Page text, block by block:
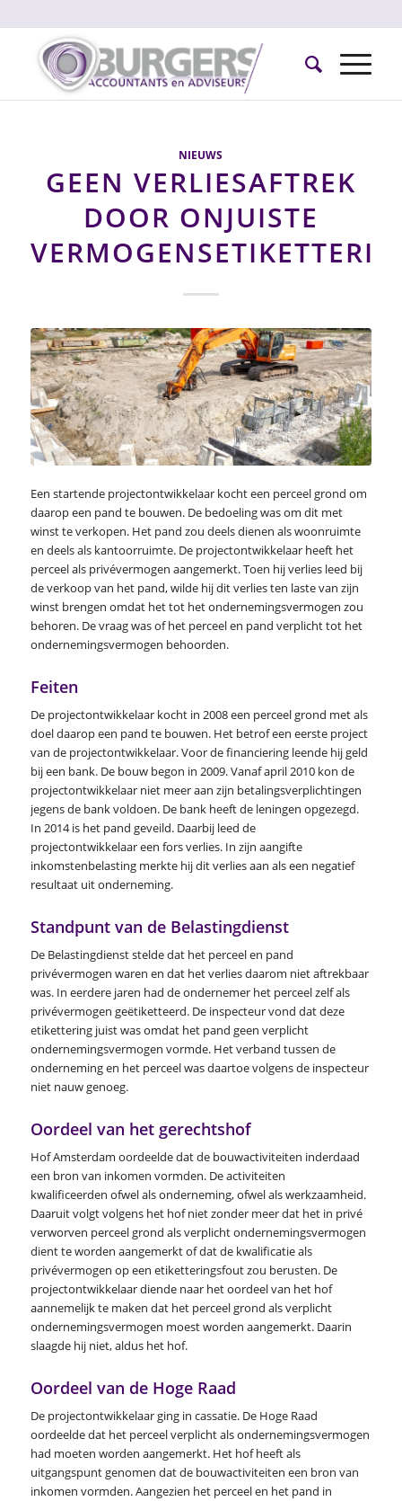
NIEUWS
GEEN VERLIESAFTREK
DOOR ONJUISTE
Een startende projectontwikkelaar kocht een perceel grond om
daarop een pand te bouwen. De bedoeling was om dit met
winst te verkopen. Het pand zou deels dienen als woonruimte
en deels als kantoorruimte. De projectontwikkelaar heeft het
perceel als privévermogen aangemerkt. Toen hij verlies leed bij
de verkoop van het pand, wilde hij dit verlies ten laste van zijn
winst brengen omdat het tot het ondernemingsvermogen zou
behoren. De vraag was of het perceel en pand verplicht tot het
ondernemingsvermogen behoorden.
Feiten
De projectontwikkelaar kocht in 2008 een perceel grond met als
doel daarop een pand te bouwen. Het betrof een eerste project
van de projectontwikkelaar. Voor de financiering leende hij geld
bij een bank. De bouw begon in 2009. Vanaf april 2010 kon de
projectontwikkelaar niet meer aan zijn betalingsverplichtingen
jegens de bank voldoen. De bank heeft de leningen opgezegd.
In 2014 is het pand geveild. Daarbij leed de
projectontwikkelaar een fors verlies. In zijn aangifte
inkomstenbelasting merkte hij dit verlies aan als een negatief
resultaat uit onderneming.
Standpunt van de Belastingdienst
De Belastingdienst stelde dat het perceel en pand
privévermogen waren en dat het verlies daarom niet aftrekbaar
was. In eerdere jaren had de ondernemer het perceel zelf als
privévermogen geëtiketteerd. De inspecteur vond dat deze
etikettering juist was omdat het pand geen verplicht
ondernemingsvermogen vormde. Het verband tussen de
onderneming en het perceel was daartoe volgens de inspecteur
niet nauw genoeg.
Oordeel van het gerechtshof
Hof Amsterdam oordeelde dat de bouwactiviteiten inderdaad
een bron van inkomen vormden. De activiteiten
kwalificeerden ofwel als onderneming, ofwel als werkzaamheid.
Daaruit volgt volgens het hof niet zonder meer dat het in privé
verworven perceel grond als verplicht ondernemingsvermogen
dient te worden aangemerkt of dat de kwalificatie als
privévermogen op een etiketteringsfout zou berusten. De
projectontwikkelaar diende naar het oordeel van het hof
aannemelijk te maken dat het perceel grond als verplicht
ondernemingsvermogen moest worden aangemerkt. Daarin
slaagde hij niet, aldus het hof.
Oordeel van de Hoge Raad
De projectontwikkelaar ging in cassatie. De Hoge Raad
oordeelde dat het perceel verplicht als ondernemingsvermogen
had moeten worden aangemerkt. Het hof heeft als
uitgangspunt genomen dat de bouwactiviteiten een bron van
inkomen vormden. Aangezien het perceel en het pand in